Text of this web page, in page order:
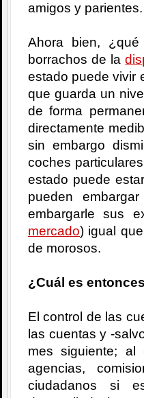
amigos y parientes.
Ahora bien,
borrachos de la
estado puede vivir
que guarda un
de forma
directamente
sin embargo
coches
estado puede
pueden
embargarle sus
mercado) igual
de morosos.
¿Cuál es
El control de las
las cuentas y -
mes siguiente;
agencias,
ciudadanos si